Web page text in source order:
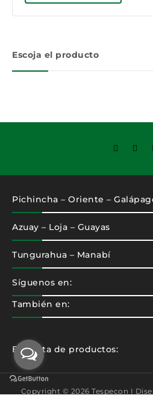
Escoja el producto
Pichincha – Oriente –
Azuay – Loja – Guayas
Tungurahua – Manabí
Síguenos en:
También en:
Etiqueta de productos:
Copyright © 2026 Tespecon I